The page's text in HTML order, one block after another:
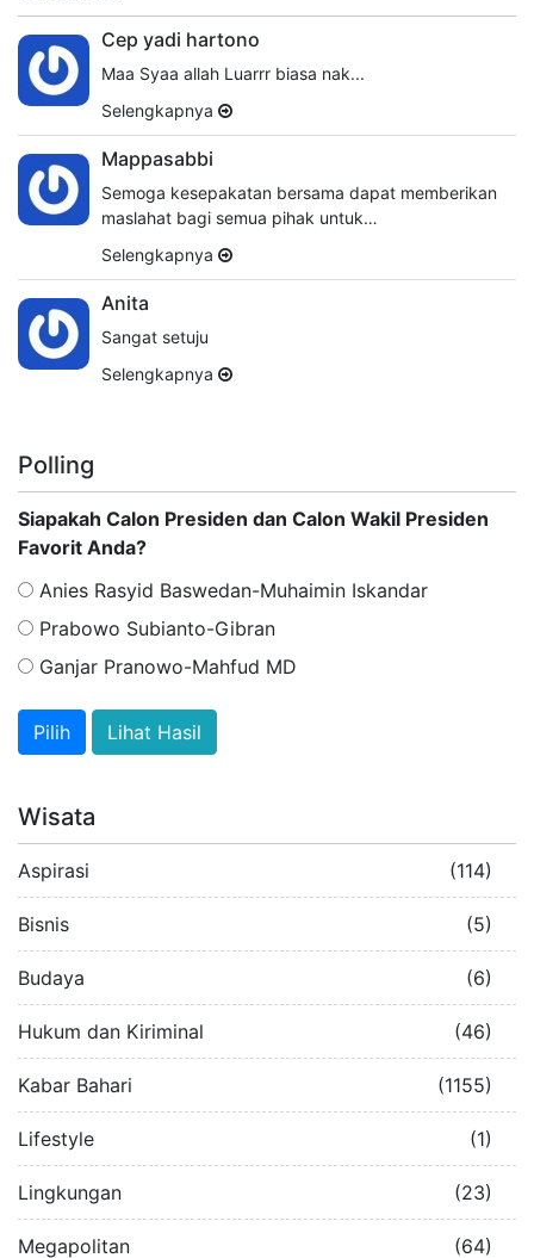
Cep yadi hartono
Maa Syaa allah Luarrr biasa nak...
Selengkapnya
Mappasabbi
Semoga kesepakatan bersama dapat memberikan
maslahat bagi semua pihak untuk…
Selengkapnya
Anita
Sangat setuju
Selengkapnya
Polling
Siapakah Calon Presiden dan Calon Wakil Presiden
Favorit Anda?
Anies Rasyid Baswedan-Muhaimin Iskandar
Prabowo Subianto-Gibran
Ganjar Pranowo-Mahfud MD
Lihat Hasil
Wisata
Aspirasi (114)
Bisnis (5)
Budaya (6)
Hukum dan Kiriminal (46)
Kabar Bahari (1155)
Lifestyle (1)
Lingkungan (23)
Megapolitan (64)